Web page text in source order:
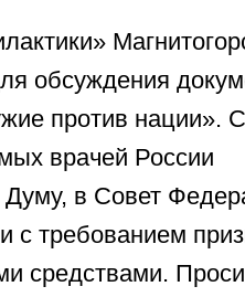
обсуждения
против нации».
врачей России
в Совет
с требованием
средствами.